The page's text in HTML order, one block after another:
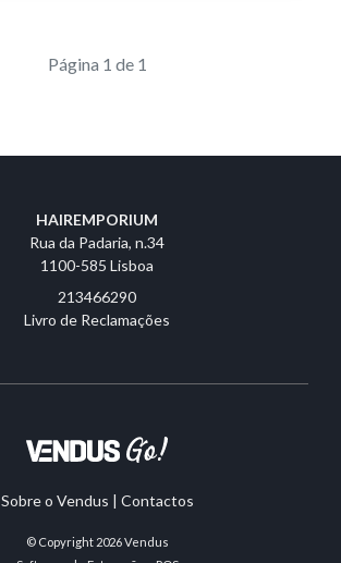
Página 1 de 1
HAIREMPORIUM
Rua da Padaria, n.34
1100-585 Lisboa
213466290
Livro de Reclamações
Sobre o Vendus | Contactos
© Copyright 2026Vendus